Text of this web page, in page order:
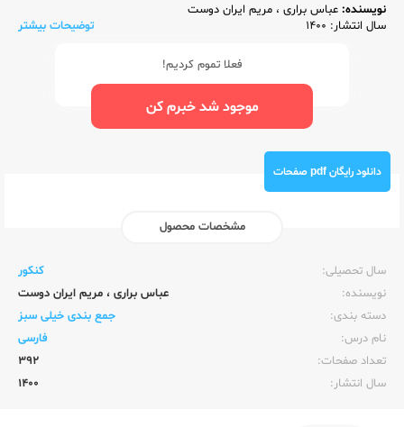
نویسنده: عباس براری ، مریم ایران دوست
سال انتشار: 1400
توضیحات بیشتر
فعلا تموم کردیم!
موجود شد خبرم کن
دانلود رایگان pdf صفحات
مشخصات محصول
سال تحصیلی:‌
کنکور
نویسنده:‌
عباس براری ، مریم ایران دوست
دسته بندی:
جمع بندی خیلی سبز
نام درس:
فارسی
تعداد صفحات:‌
392
سال انتشار:‌
1400